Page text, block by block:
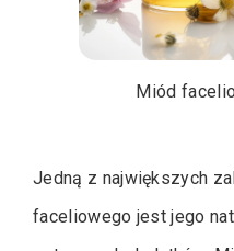
Miód
Jedną z największych
faceliowego jest jego